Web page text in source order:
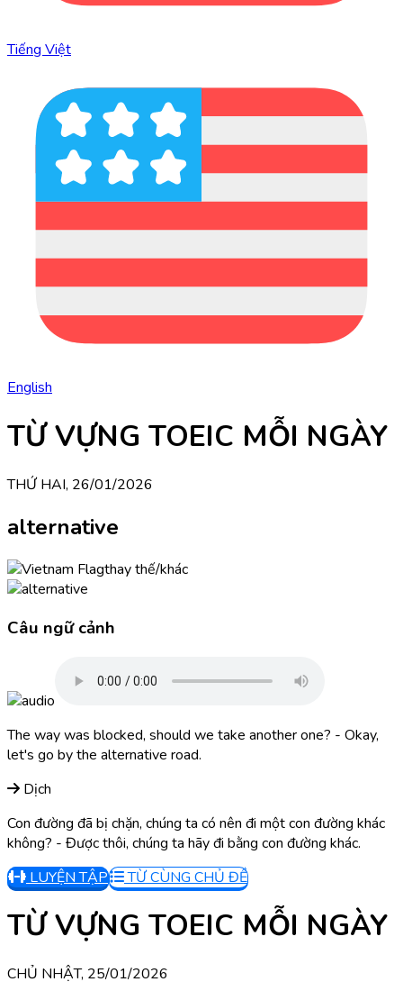
Tiếng Việt
English
TỪ VỰNG TOEIC MỖI NGÀY
THỨ HAI, 26/01/2026
alternative
thay thế/khác
Câu ngữ cảnh
The way was blocked, should we take another one? - Okay,
let's go by the alternative road.
Dịch
Con đường đã bị chặn, chúng ta có nên đi một con đường khác
không? - Được thôi, chúng ta hãy đi bằng con đường khác.
LUYỆN TẬP
TỪ CÙNG CHỦ ĐỀ
TỪ VỰNG TOEIC MỖI NGÀY
CHỦ NHẬT, 25/01/2026